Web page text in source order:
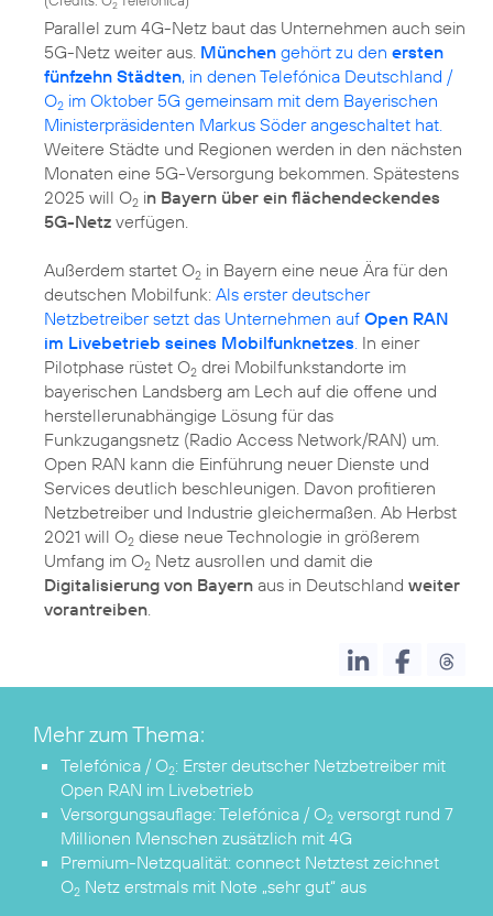
2
Parallel zum 4G-Netz baut das Unternehmen auch sein
5G-Netz weiter aus. München gehört zu den ersten
fünfzehn Städten, in denen Telefónica Deutschland /
O2 im Oktober 5G gemeinsam mit dem Bayerischen
Ministerpräsidenten Markus Söder angeschaltet hat.
Weitere Städte und Regionen werden in den nächsten
Monaten eine 5G-Versorgung bekommen. Spätestens
2025 will O2 in Bayern über ein flächendeckendes
5G-Netz verfügen.
Außerdem startet O2 in Bayern eine neue Ära für den
deutschen Mobilfunk: Als erster deutscher
Netzbetreiber setzt das Unternehmen auf Open RAN
im Livebetrieb seines Mobilfunknetzes. In einer
Pilotphase rüstet O2 drei Mobilfunkstandorte im
bayerischen Landsberg am Lech auf die offene und
herstellerunabhängige Lösung für das
Funkzugangsnetz (Radio Access Network/RAN) um.
Open RAN kann die Einführung neuer Dienste und
Services deutlich beschleunigen. Davon profitieren
Netzbetreiber und Industrie gleichermaßen. Ab Herbst
2021 will O2 diese neue Technologie in größerem
Umfang im O2 Netz ausrollen und damit die
Digitalisierung von Bayern aus in Deutschland weiter
vorantreiben
Mehr zum Thema:
Telefónica / O2: Erster deutscher Netzbetreiber mit
Open RAN im Livebetrieb
Versorgungsauflage: Telefónica / O2 versorgt rund 7
Millionen Menschen zusätzlich mit 4G
Premium-Netzqualität: connect Netztest zeichnet
O2 Netz erstmals mit Note „sehr gut“ aus